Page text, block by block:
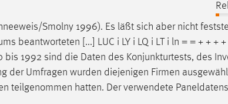
Smolny 1996). Es läßt sich aber nicht
beantworteten [...] LUC i LY i LQ i LT i ln = = + + +
bis 1992 sind die Daten des Konjunkturtests, des
der Umfragen wurden diejenigen Firmen
teilgenommen hatten. Der verwendete